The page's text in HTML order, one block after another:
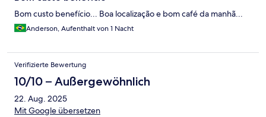
Bom custo benefício... Boa localização e bom café da manhã...
Anderson, Aufenthalt von 1 Nacht
Verifizierte Bewertung
10/10 – Außergewöhnlich
22. Aug. 2025
Mit Google übersetzen